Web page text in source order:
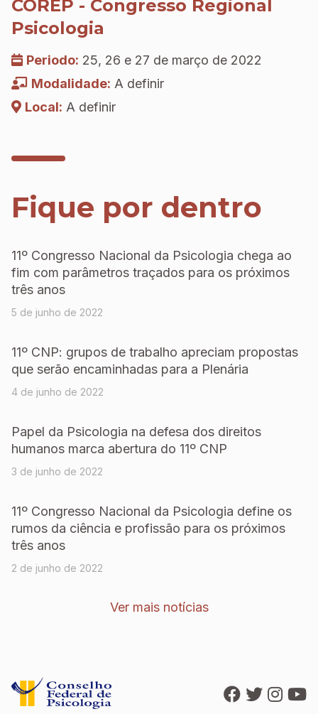
COREP - Congresso Regional
Psicologia
Periodo: 25, 26 e 27 de março de 2022
Modalidade: A definir
Local: A definir
Fique por dentro
11º Congresso Nacional da Psicologia chega ao
fim com parâmetros traçados para os próximos
três anos
5 de junho de 2022
11º CNP: grupos de trabalho apreciam propostas
que serão encaminhadas para a Plenária
4 de junho de 2022
Papel da Psicologia na defesa dos direitos
humanos marca abertura do 11º CNP
3 de junho de 2022
11º Congresso Nacional da Psicologia define os
rumos da ciência e profissão para os próximos
três anos
2 de junho de 2022
Ver mais notícias